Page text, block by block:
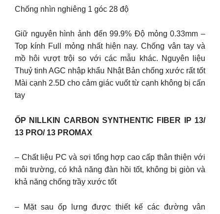
Chống nhìn nghiêng 1 góc 28 độ
Giữ nguyên hình ảnh đến 99.9% Độ mỏng 0.33mm –
Top kính Full mỏng nhất hiện nay. Chống vân tay và
mồ hôi vượt trội so với các mẫu khác. Nguyên liệu
Thuỷ tinh AGC nhập khẩu Nhật Bản chống xước rất tốt
Mài cạnh 2.5D cho cảm giác vuốt từ cạnh không bị cấn
tay
ỐP NILLKIN CARBON SYNTHENTIC FIBER IP 13/
13 PRO/ 13 PROMAX
– Chất liệu PC và sợi tổng hợp cao cấp thân thiện với
môi trường, có khả năng đàn hồi tốt, không bị giòn và
khả năng chống trầy xước tốt
– Mặt sau ốp lưng được thiết kế các đường vân